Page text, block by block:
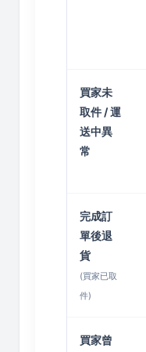
買家未
取件 / 運
送中異
常
完成訂
單後退
貨
(買家已取
件)
買家曾